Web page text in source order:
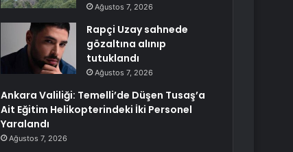
Ağustos 7, 2026
Rapçi Uzay sahnede
gözaltına alınıp
tutuklandı
Ağustos 7, 2026
Ankara Valiliği: Temelli’de Düşen Tusaş’a
Ait Eğitim Helikopterindeki İki Personel
Yaralandı
Ağustos 7, 2026